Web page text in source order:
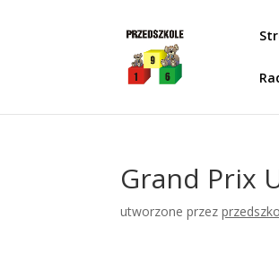
Grand Prix
utworzone przez